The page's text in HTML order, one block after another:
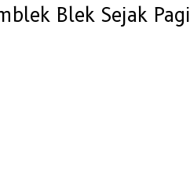
Blek Sejak Pagi